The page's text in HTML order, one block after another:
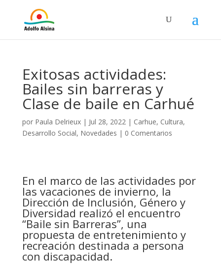
Exitosas actividades:
Bailes sin barreras y
Clase de baile en Carhué
por Paula Delrieux| Jul 28, 2022| Carhue, Cultura,
Desarrollo Social, Novedades | 0 Comentarios
En el marco de las actividades por
las vacaciones de invierno, la
Dirección de Inclusión, Género y
Diversidad realizó el encuentro
“Baile sin Barreras”, una
propuesta de entretenimiento y
recreación destinada a persona
con discapacidad.